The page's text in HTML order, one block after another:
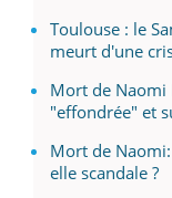
Toulouse : le
meurt d'une
Mort de Naomi
"effondrée" et
Mort de
elle scandale ?